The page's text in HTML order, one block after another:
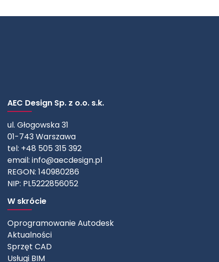
AEC Design Sp. z o.o. s.k.
ul. Głogowska 31
01-743 Warszawa
tel: +48 505 315 392
email: info@aecdesign.pl
REGON: 140980286
NIP: PL5222856052
W skrócie
Oprogramowanie Autodesk
Aktualności
Sprzęt CAD
Usługi BIM